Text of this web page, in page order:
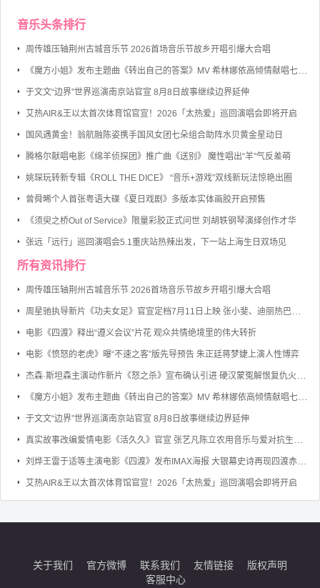
音乐头条排行
周传雄压轴荆州古城音乐节 2026首场音乐节故乡开唱引爆大合唱
于文文“边界”世界巡演南京站官宣 8月8日故事继续边界延伸
艾热AIR&王以太首次体育馆官宣！2026「太热爱」巡回演唱会即将开启
国风遇黄金！翁航融陈姿携手国风女团七朵组合助阵水贝黄金星动日
腾格尔献唱电影《绵羊侦探团》推广曲《送别》 魔性唱出“羊”气反差萌
姚琛玩转新专辑《ROLL THE DICE》 “音乐+游戏”双线新玩法惊艳出圈
曾舜晞个人首张粤语大碟《夏日戏剧》多版本实体画胶开启预售
《须臾之桥Out of Service》限量彩胶正式问世 刘胡轶钢琴演绎创作才华
张远「远行」巡回演唱会5.1重庆站热辣出发，下一站上海生日双场见
所有资讯排行
周传雄压轴荆州古城音乐节 2026首场音乐节故乡开唱引爆大合唱
电影《四渡》释出“遵义会议”片花 观众共情绝境里的伟大转折
电影《愤怒的老虎》曝“不速之客”版先导预告 朱正廷蒋梦婕上演人性博弈
于文文“边界”世界巡演南京站官宣 8月8日故事继续边界延伸
艾热AIR&王以太首次体育馆官宣！2026「太热爱」巡回演唱会即将开启
关于我们 官方微博 联系我们 友情链接
版权声明
客服中心